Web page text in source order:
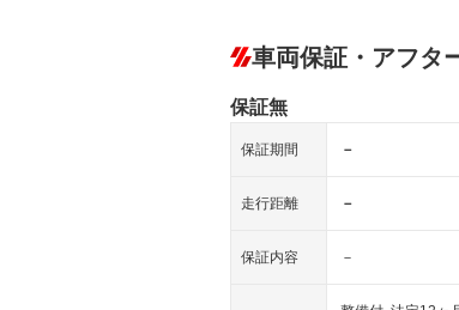
車両保証・アフタ
保証無
保証期間 －
走行距離 －
保証内容 －